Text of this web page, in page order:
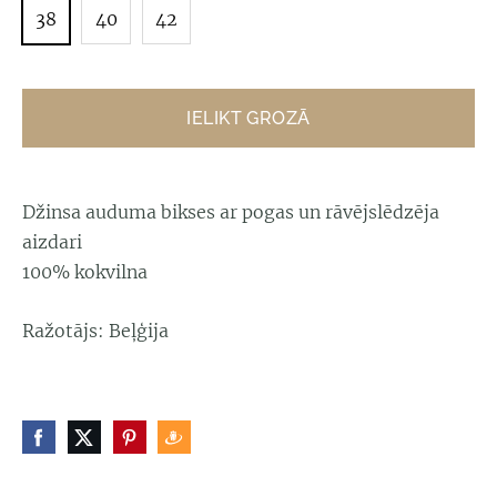
38 40 42
IELIKT GROZĀ
Džinsa auduma bikses ar pogas un rāvējslēdzēja
aizdari
100% kokvilna
Ražotājs: Beļģija